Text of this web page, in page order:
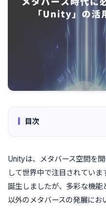
目次
Unityは、メタバース空間を
して世界中で注目されてい
誕生しましたが、多彩な機
以外のメタバースの発展にお